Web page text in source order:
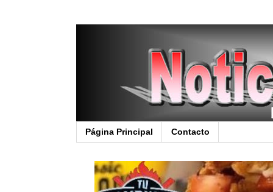
Página Principal Contacto